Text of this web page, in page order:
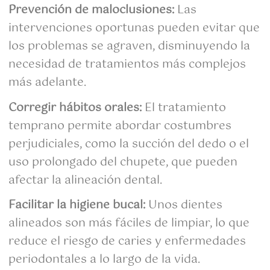
Prevención de maloclusiones: Las
intervenciones oportunas pueden evitar que
los problemas se agraven, disminuyendo la
necesidad de tratamientos más complejos
más adelante.
Corregir hábitos orales: El tratamiento
temprano permite abordar costumbres
perjudiciales, como la succión del dedo o el
uso prolongado del chupete, que pueden
afectar la alineación dental.
Facilitar la higiene bucal: Unos dientes
alineados son más fáciles de limpiar, lo que
reduce el riesgo de caries y enfermedades
periodontales a lo largo de la vida.